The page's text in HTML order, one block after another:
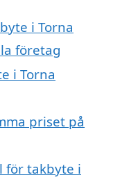
i Torna
företag
i Torna
priset på
för takbyte i